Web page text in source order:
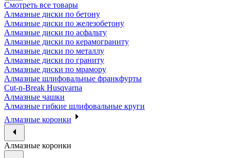
Смотреть все товары
Алмазные диски по бетону
Алмазные диски по железобетону
Алмазные диски по асфальту
Алмазные диски по керамограниту
Алмазные диски по металлу
Алмазные диски по граниту
Алмазные диски по мрамору
Алмазные шлифовальные франкфурты
Cut-n-Break Husqvarna
Алмазные чашки
Алмазные гибкие шлифовальные круги
Алмазные коронки
Алмазные коронки